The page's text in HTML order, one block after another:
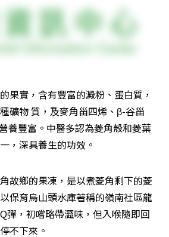
果實，含有豐富的澱粉、蛋白質，
礦物 質，及麥角甾四烯、β-谷甾
養豐富。中醫多認為菱角殼和菱葉
，深具養生的功效。
故鄉的果凍，是以煮菱角剩下的菱
保育烏山頭水庫著稱的嶺南社區龍
彈，初嚐略帶澀味，但入喉隨即回
不下來。